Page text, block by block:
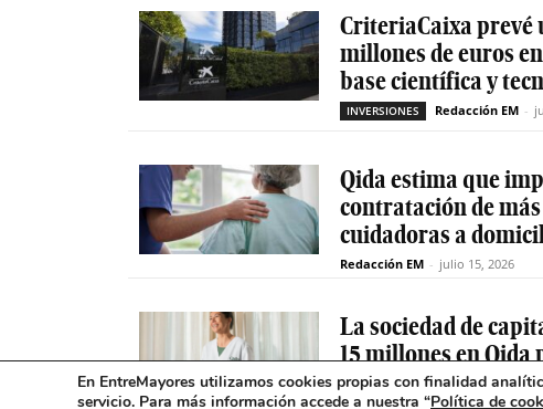
CriteriaCaixa prevé
millones de euros
base científica y
INVERSIONES Redacción EM -
Qida estima que
contratación de
cuidadoras a
Redacción EM - julio 15, 2026
La sociedad de
15 millones en
INVERSIONES Redacción EM -
En EntreMayores utilizamos cookies propias con finalidad
servicio. Para más información accede a nuestra “Política de